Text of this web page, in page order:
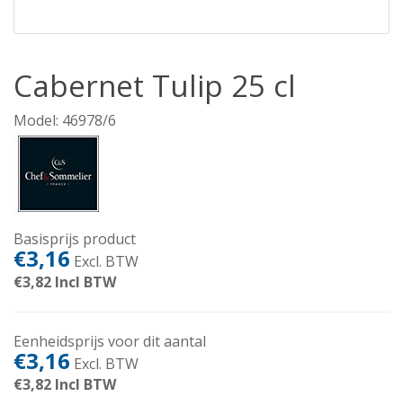
Cabernet Tulip 25 cl
Model: 46978/6
Basisprijs product
€3,16 Excl. BTW
€3,82 Incl BTW
Eenheidsprijs voor dit aantal
€3,16 Excl. BTW
€3,82 Incl BTW